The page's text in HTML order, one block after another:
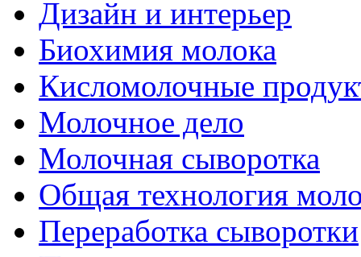
Дизайн и интерьер
Биохимия молока
Кисломолочные
Молочное дело
Молочная сыворотка
Общая технология
Переработка сыворотки